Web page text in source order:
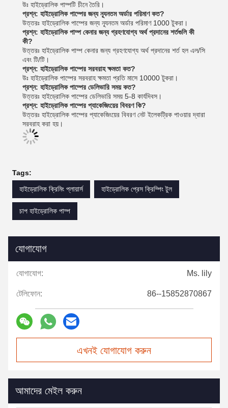
উঃ হাইড্রোলিক পাম্পটি চীনে তৈরি।
প্রশ্ন: হাইড্রোলিক পাম্পের জন্য ন্যূনতম অর্ডার পরিমাণ কত?
উত্তরঃ হাইড্রোলিক পাম্পের জন্য ন্যূনতম অর্ডার পরিমাণ 1000 টুকরা।
প্রশ্ন: হাইড্রোলিক পাম্প কেনার জন্য গ্রহণযোগ্য অর্থ প্রদানের শর্তগুলি কী
কী?
উত্তরঃ হাইড্রোলিক পাম্প কেনার জন্য গ্রহণযোগ্য অর্থ প্রদানের শর্ত হল এল/সি
এবং টি/টি।
প্রশ্ন: হাইড্রোলিক পাম্পের সরবরাহ ক্ষমতা কত?
উঃ হাইড্রোলিক পাম্পের সরবরাহ ক্ষমতা প্রতি মাসে 10000 টুকরা।
প্রশ্ন: হাইড্রোলিক পাম্পের ডেলিভারি সময় কত?
উত্তরঃ হাইড্রোলিক পাম্পের ডেলিভারি সময় 5-8 কার্যদিবস।
প্রশ্ন: হাইড্রোলিক পাম্পের প্যাকেজিংয়ের বিবরণ কি?
উত্তরঃ হাইড্রোলিক পাম্পের প্যাকেজিংয়ের বিবরণ নেট ইলেকট্রিক পাওয়ার দ্বারা
সরবরাহ করা হয়।
Tags:
হাইড্রোলিক ক্রিমিং প্লায়ার্স
হাইড্রোলিক প্রেস ক্রিম্পিং টুল
চাপ হাইড্রোলিক পাম্প
যোগাযোগ
যোগাযোগ: Ms. lily
টেলিফোন: 86--15852870867
এখনই যোগাযোগ করুন
আমাদের মেইল করুন